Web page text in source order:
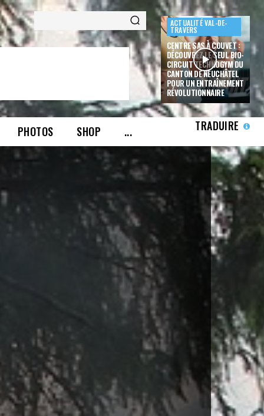
ACTUALITÉ VAL-DE-
TRAVERS
CENTRE SAS À COUVET :
DÉCOUVREZ LE SEUL BIO-
CIRCUIT TECHNOGYM DU
CANTON DE NEUCHÂTEL
POUR UN ENTRAÎNEMENT
RÉVOLUTIONNAIRE
PHOTOS SHOP ... TRADUIRE